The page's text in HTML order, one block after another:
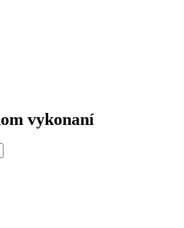
vykonaní